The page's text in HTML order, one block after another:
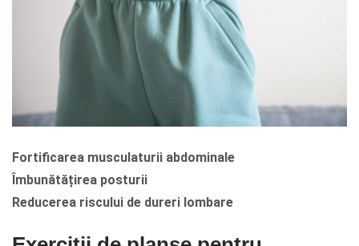
Fortificarea musculaturii abdominale
Îmbunătățirea posturii
Reducerea riscului de dureri lombare